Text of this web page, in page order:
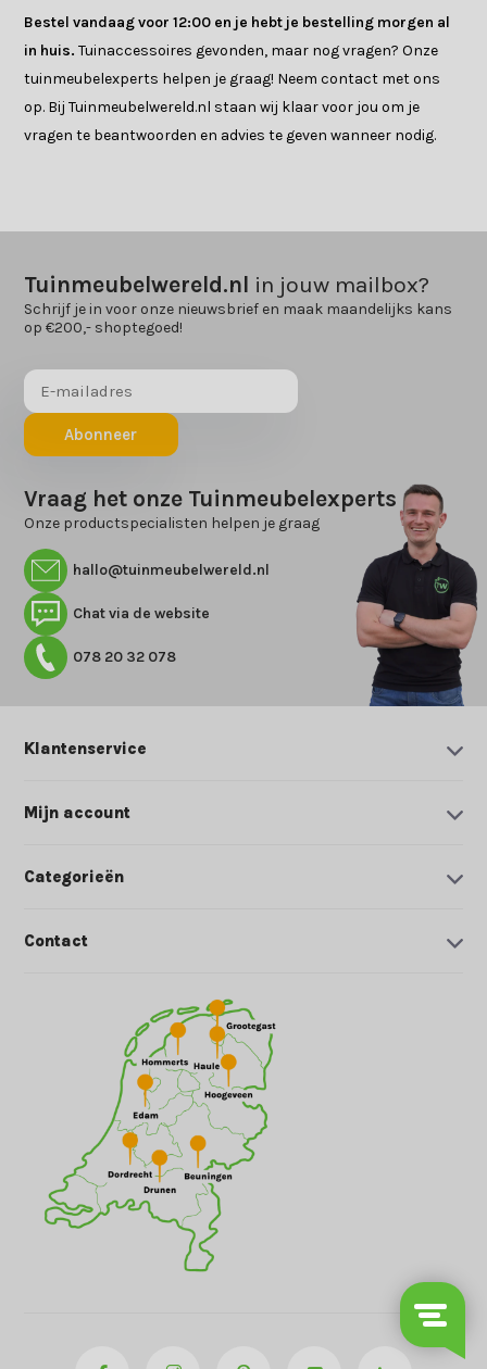
Bestel vandaag voor 12:00 en je hebt je bestelling morgen al
in huis. Tuinaccessoires gevonden, maar nog vragen? Onze
tuinmeubelexperts helpen je graag! Neem contact met ons
op. Bij Tuinmeubelwereld.nl staan wij klaar voor jou om je
vragen te beantwoorden en advies te geven wanneer nodig.
Tuinmeubelwereld.nl in jouw mailbox?
Schrijf je in voor onze nieuwsbrief en maak maandelijks kans
op €200,- shoptegoed!
Abonneer
Vraag het onze Tuinmeubelexperts
Onze productspecialisten helpen je graag
hallo@tuinmeubelwereld.nl
Chat via de website
078 20 32 078
Klantenservice
Mijn account
Categorieën
Contact